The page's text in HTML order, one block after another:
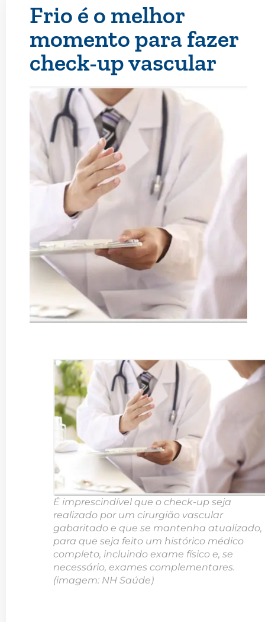
Frio é o melhor
momento para fazer
check-up vascular
É imprescindível que o check-up seja
realizado por um cirurgião vascular
gabaritado e que se mantenha atualizado,
para que seja feito um histórico médico
completo, incluindo exame físico e, se
necessário, exames complementares.
(imagem: NH Saúde)